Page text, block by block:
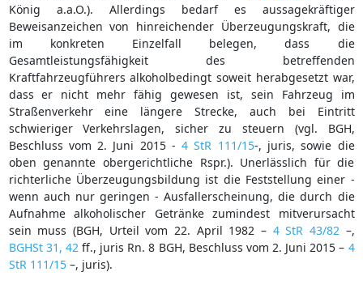
König a.a.O.). Allerdings bedarf es aussagekräftiger
Beweisanzeichen von hinreichender Überzeugungskraft, die
im konkreten Einzelfall belegen, dass die
Gesamtleistungsfähigkeit des betreffenden
Kraftfahrzeugführers alkoholbedingt soweit herabgesetzt war,
dass er nicht mehr fähig gewesen ist, sein Fahrzeug im
Straßenverkehr eine längere Strecke, auch bei Eintritt
schwieriger Verkehrslagen, sicher zu steuern (vgl. BGH,
Beschluss vom 2. Juni 2015 -4 StR 111/15-, juris, sowie die
oben genannte obergerichtliche Rspr.). Unerlässlich für die
richterliche Überzeugungsbildung ist die Feststellung einer -
wenn auch nur geringen - Ausfallerscheinung, die durch die
Aufnahme alkoholischer Getränke zumindest mitverursacht
sein muss (BGH, Urteil vom 22. April 1982 – 4 StR 43/82 –,
BGHSt 31, 42 ff., juris Rn. 8 BGH, Beschluss vom 2. Juni 2015 – 4
StR 111/15–, juris).